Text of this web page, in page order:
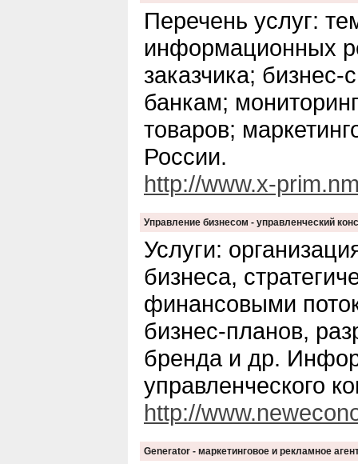
Перечень услуг:
информационных
заказчика;
банкам;
товаров;
России.
http://www.x-
Управление бизнесом - управленческий
Услуги:
бизнеса,
финансовыми
бизнес-планов,
бренда и др.
управленческого
http://
Generator - маркетинговое и рекламное